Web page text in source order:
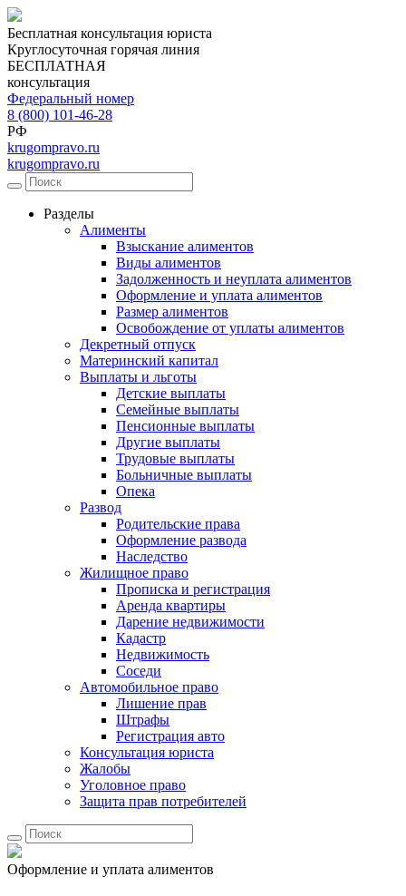
Бесплатная консультация юриста
Круглосуточная горячая линия
БЕСПЛАТНАЯ
консультация
Федеральный номер
8 (800) 101-46-28
РФ
krugompravo.ru
krugompravo.ru
Разделы
Алименты
Взыскание алиментов
Виды алиментов
Задолженность и неуплата алиментов
Оформление и уплата алиментов
Размер алиментов
Освобождение от уплаты алиментов
Декретный отпуск
Материнский капитал
Выплаты и льготы
Детские выплаты
Семейные выплаты
Пенсионные выплаты
Другие выплаты
Трудовые выплаты
Больничные выплаты
Опека
Развод
Родительские права
Оформление развода
Наследство
Жилищное право
Прописка и регистрация
Аренда квартиры
Дарение недвижимости
Кадастр
Недвижимость
Соседи
Автомобильное право
Лишение прав
Штрафы
Регистрация авто
Консультация юриста
Жалобы
Уголовное право
Защита прав потребителей
Оформление и уплата алиментов